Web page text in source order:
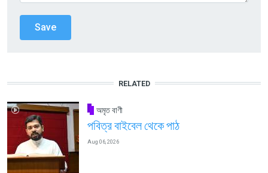
RELATED
অমৃত বাণী
পবিত্র বাইবেল থেকে পাঠ
Aug 06, 2026